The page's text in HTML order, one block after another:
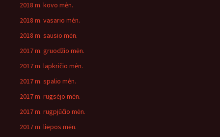
2018 m. kovo mėn.
2018 m. vasario mėn.
2018 m. sausio mėn.
2017 m. gruodžio mėn.
2017 m. lapkričio mėn.
2017 m. spalio mėn.
2017 m. rugsėjo mėn.
2017 m. rugpjūčio mėn.
2017 m. liepos mėn.